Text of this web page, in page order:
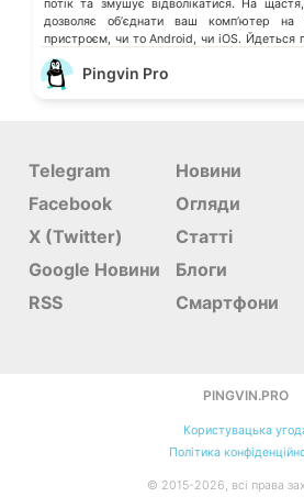
потік та змушує відволікатися. На
дозволяє обʼєднати ваш компʼютер на
пристроєм, чи то Android, чи iOS. Йдеться
смартфоном (Phone Link) від Microsoft,
своєрідний «міст» до функцій смартфона.
Pingvin Pro
Telegram
Facebook
X (Twitter)
Google Новини
RSS
Новини
Огляди
Статті
Блоги
Смартфони
PINGVIN.PRO
Користувацька
Політика
© 2015-2026, всі права